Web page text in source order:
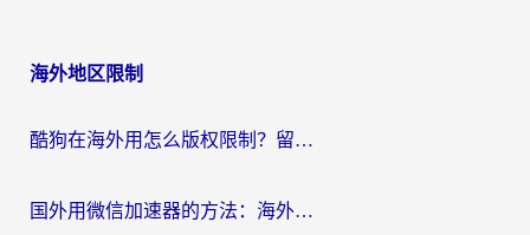
海外地区限制
酷狗在海外用怎么版权限制？留学生亲测：3步解决听国内音乐难题
国外用微信加速器的方法：海外党无缝连接国内生活的实用指南